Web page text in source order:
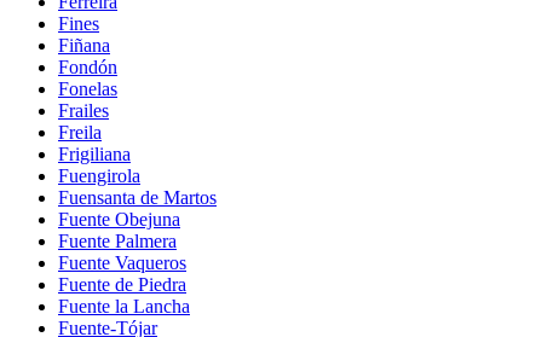
Fines
Fiñana
Fondón
Fonelas
Frailes
Freila
Frigiliana
Fuengirola
Fuensanta de Martos
Fuente Obejuna
Fuente Palmera
Fuente Vaqueros
Fuente de Piedra
Fuente la Lancha
Fuente-Tójar